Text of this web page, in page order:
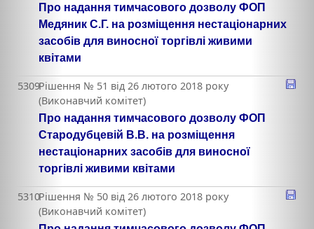
Про надання тимчасового дозволу ФОП
Медяник С.Г. на розміщення нестаціонарних
засобів для виносної торгівлі живими
квітами
5309Рішення № 51 від 26 лютого 2018 року
(Виконавчий комітет)
Про надання тимчасового дозволу ФОП
Стародубцевій В.В. на розміщення
нестаціонарних засобів для виносної
торгівлі живими квітами
5310Рішення № 50 від 26 лютого 2018 року
(Виконавчий комітет)